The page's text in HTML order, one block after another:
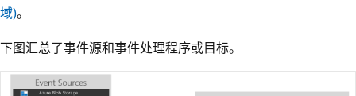
域)。
下图汇总了事件源和事件处理程序或目标。